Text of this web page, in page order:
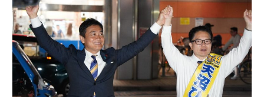
プライバシーポリシー
特定商取引法に基づく表記